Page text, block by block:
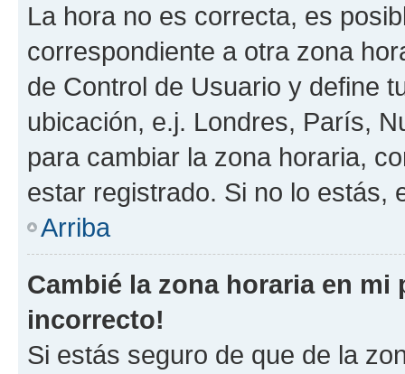
La hora no es correcta, es
correspondiente a otra zona
de Control de Usuario y define
ubicación, e.j. Londres, París,
para cambiar la zona horaria,
estar registrado. Si no lo estás,
Arriba
Cambié la zona horaria en
incorrecto!
Si estás seguro de que de la